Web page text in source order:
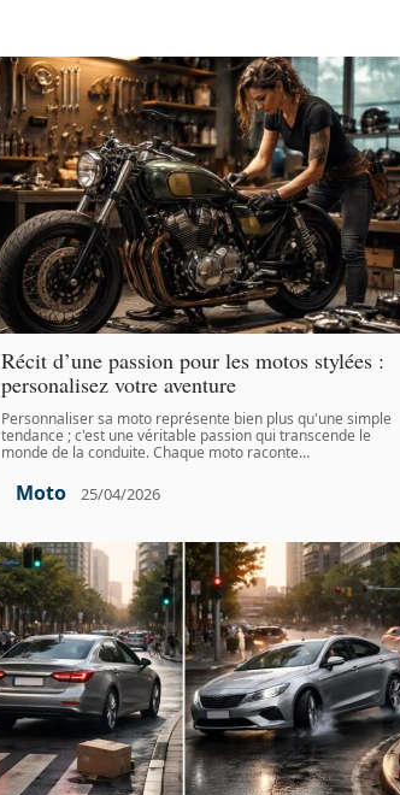
Récit d’une passion pour les motos stylées :
personalisez votre aventure
Personnaliser sa moto représente bien plus qu'une simple
tendance ; c'est une véritable passion qui transcende le
monde de la conduite. Chaque moto raconte…
Moto 25/04/2026